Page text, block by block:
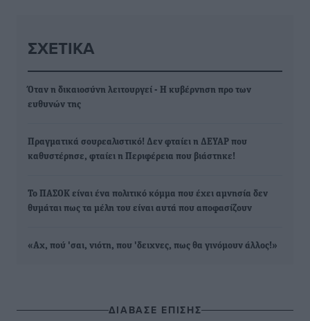
ΣΧΕΤΙΚΆ
Όταν η δικαιοσύνη λειτουργεί - Η κυβέρνηση προ των
ευθυνών της
Πραγματικά σουρεαλιστικό! Δεν φταίει η ΔΕΥΑΡ που
καθυστέρησε, φταίει η Περιφέρεια που βιάστηκε!
Το ΠΑΣΟΚ είναι ένα πολιτικό κόμμα που έχει αμνησία δεν
θυμάται πως τα μέλη του είναι αυτά που αποφασίζουν
«Αχ, πού 'σαι, νιότη, που 'δειχνες, πως θα γινόμουν άλλος!»
ΔΙΑΒΑΣΕ ΕΠΙΣΗΣ